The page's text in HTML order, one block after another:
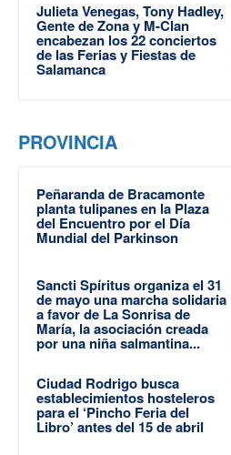
Julieta Venegas, Tony Hadley,
Gente de Zona y M-Clan
encabezan los 22 conciertos
de las Ferias y Fiestas de
Salamanca
PROVINCIA
Peñaranda de Bracamonte
planta tulipanes en la Plaza
del Encuentro por el Día
Mundial del Parkinson
Sancti Spíritus organiza el 31
de mayo una marcha solidaria
a favor de La Sonrisa de
María, la asociación creada
por una niña salmantina...
Ciudad Rodrigo busca
establecimientos hosteleros
para el ‘Pincho Feria del
Libro’ antes del 15 de abril